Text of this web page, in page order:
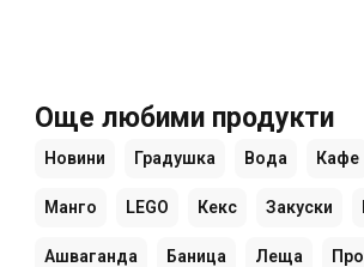
Още любими продукти
Новини Градушка Вода Кафе
Манго LEGO Кекс Закуски
Ашваганда Баница Леща